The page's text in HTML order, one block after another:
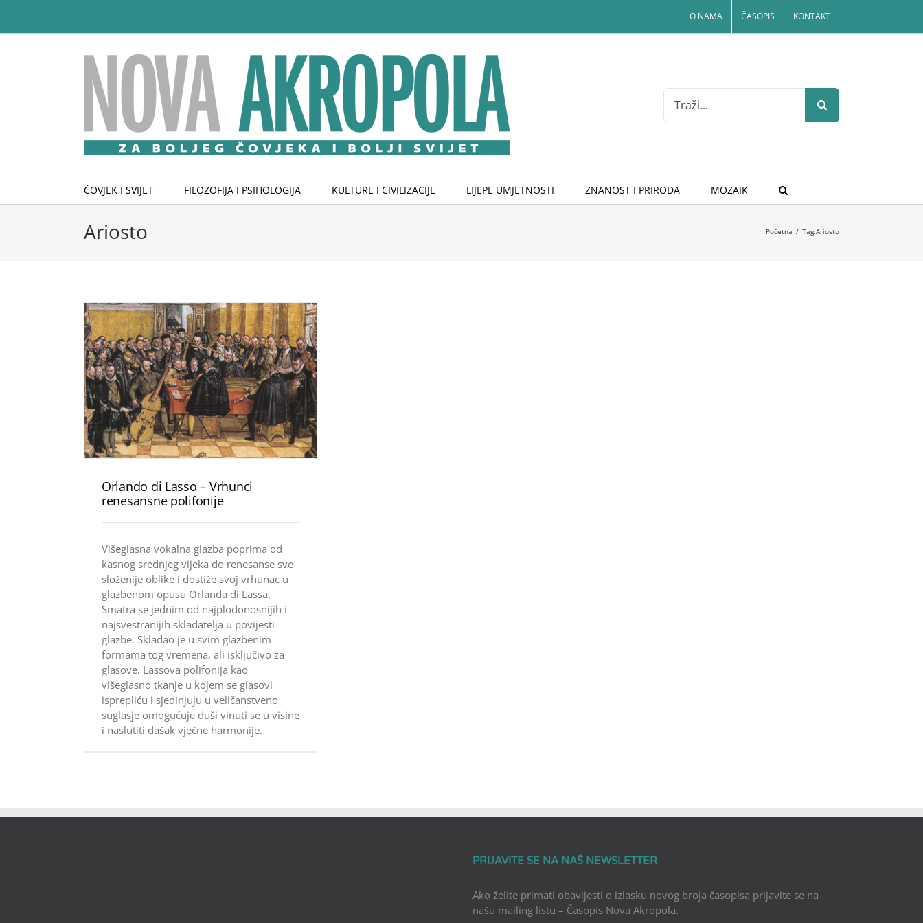
content
O NAMA ČASOPIS KONTAKT
Search
for:
ČOVJEK I SVIJET FILOZOFIJA I PSIHOLOGIJA KULTURE I CIVILIZACIJE LIJEPE UMJETNOSTI ZNANOST I PRIRODA MOZAIK
Ariosto Početna / Tag:Ariosto
Orlando di Lasso – Vrhunci
renesansne polifonije
Višeglasna vokalna glazba poprima od
kasnog srednjeg vijeka do renesanse sve
složenije oblike i dostiže svoj vrhunac u
glazbenom opusu Orlanda di Lassa.
Smatra se jednim od najplodonosnijih i
najsvestranijih skladatelja u povijesti
glazbe. Skladao je u svim glazbenim
formama tog vremena, ali isključivo za
glasove. Lassova polifonija kao
višeglasno tkanje u kojem se glasovi
isprepliću i sjedinjuju u veličanstveno
suglasje omogućuje duši vinuti se u visine
i naslutiti dašak vječne harmonije.
PRIJAVITE SE NA NAŠ NEWSLETTER
Ako želite primati obavijesti o izlasku novog broja časopisa prijavite se na
našu mailing listu – Časopis Nova Akropola.